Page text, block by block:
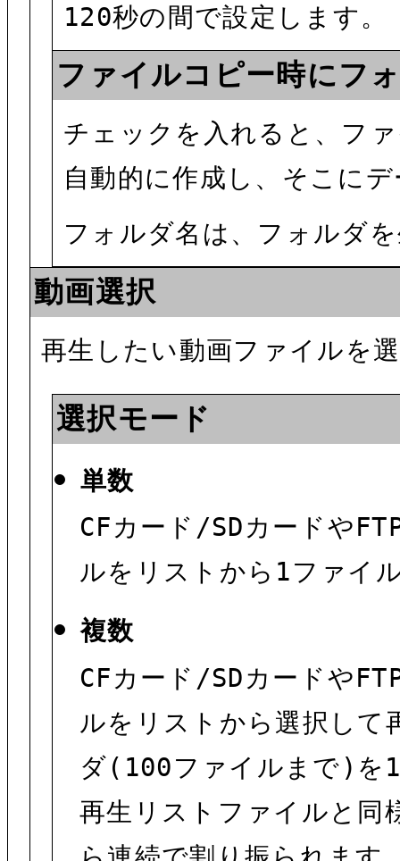
120秒の間で設定します。
ファイルコピー時にフ
チェックを入れると、フ
自動的に作成し、そこに
フォルダ名は、フォルダ
動画選択
再生したい動画ファイルを
選択モード
単数
CFカード/SDカードや
ルをリストから1ファイ
複数
CFカード/SDカードや
ルをリストから選択して
ダ(100ファイルまで)を
再生リストファイルと同